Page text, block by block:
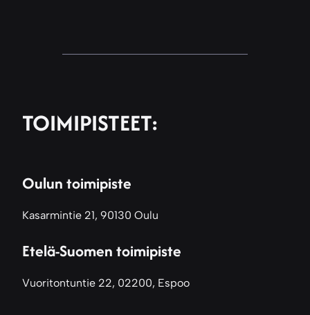
TOIMIPISTEET:
Oulun toimipiste
Kasarmintie 21, 90130 Oulu
Etelä-Suomen toimipiste
Vuoritontuntie 22, 02200, Espoo